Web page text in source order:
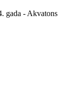
gada - Akvatons